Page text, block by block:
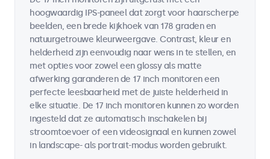
hoogwaardig IPS-paneel dat zorgt voor haarscherpe
beelden, een brede kijkhoek van 178 graden en
natuurgetrouwe kleurweergave. Contrast, kleur en
helderheid zijn eenvoudig naar wens in te stellen, en
met opties voor zowel een glossy als matte
afwerking garanderen de 17 inch monitoren een
perfecte leesbaarheid met de juiste helderheid in
elke situatie. De 17 inch monitoren kunnen zo worden
ingesteld dat ze automatisch inschakelen bij
stroomtoevoer of een videosignaal en kunnen zowel
in landscape- als portrait-modus worden gebruikt.